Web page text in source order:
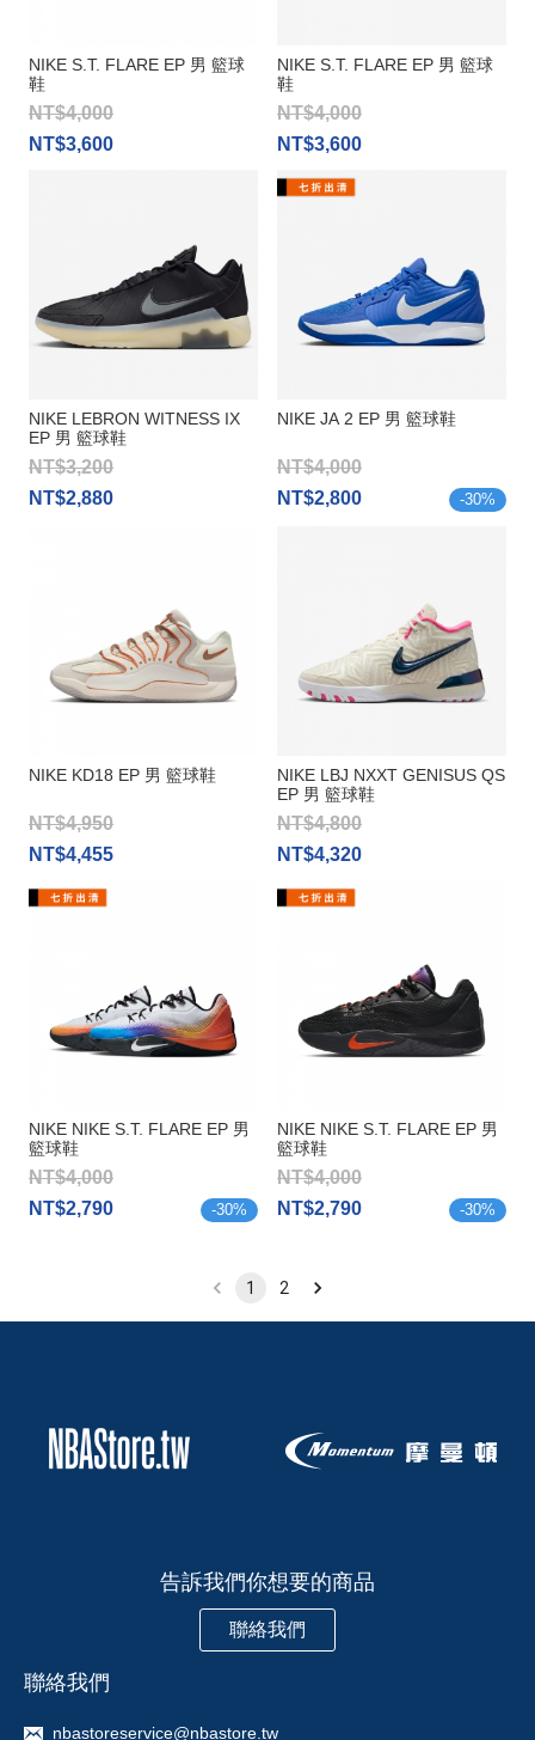
NIKE S.T. FLARE EP 男 籃球
鞋
NT$4,000
NT$3,600
NIKE S.T. FLARE EP 男 籃球
鞋
NT$4,000
NT$3,600
NIKE LEBRON WITNESS IX
EP 男 籃球鞋
NT$3,200
NT$2,880
NIKE JA 2 EP 男 籃球鞋
NT$4,000
NT$2,800
-30%
NIKE KD18 EP 男 籃球鞋
NT$4,950
NT$4,455
NIKE LBJ NXXT GENISUS QS
EP 男 籃球鞋
NT$4,800
NT$4,320
NIKE NIKE S.T. FLARE EP 男
籃球鞋
NT$4,000
NT$2,790
-30%
NIKE NIKE S.T. FLARE EP 男
籃球鞋
NT$4,000
NT$2,790
-30%
1 2
告訴我們你想要的商品
聯絡我們
聯絡我們
nbastoreservice@nbastore.tw